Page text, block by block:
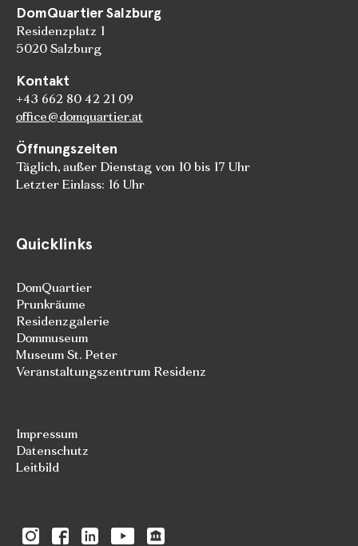
DomQuartier Salzburg
Residenzplatz 1
5020 Salzburg
Kontakt
+43 662 80 42 21 09
office@domquartier.at
Öffnungszeiten
Täglich, außer Dienstag von 10 bis 17 Uhr
Letzter Einlass: 16 Uhr
Quicklinks
DomQuartier
Prunkräume
Residenzgalerie
Dommuseum
Museum St. Peter
Veranstaltungszentrum Residenz
Impressum
Datenschutz
Leitbild